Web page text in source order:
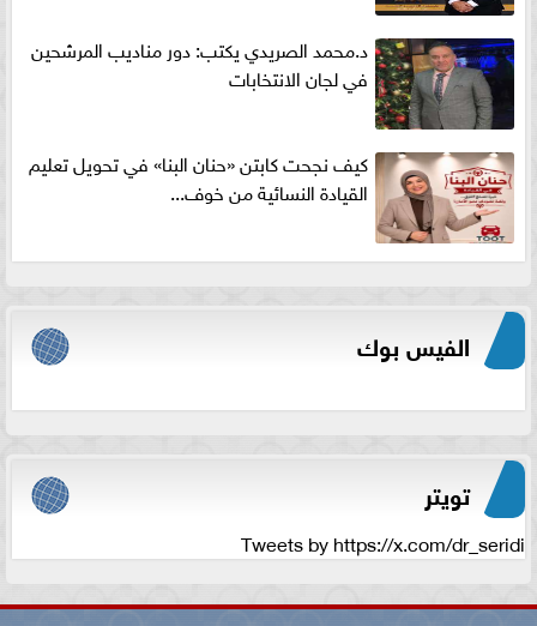
د.محمد الصريدي يكتب: دور مناديب المرشحين
في لجان الانتخابات
كيف نجحت كابتن «حنان البنا» في تحويل تعليم
القيادة النسائية من خوف...
الفيس بوك
تويتر
Tweets by https://x.com/dr_seridi